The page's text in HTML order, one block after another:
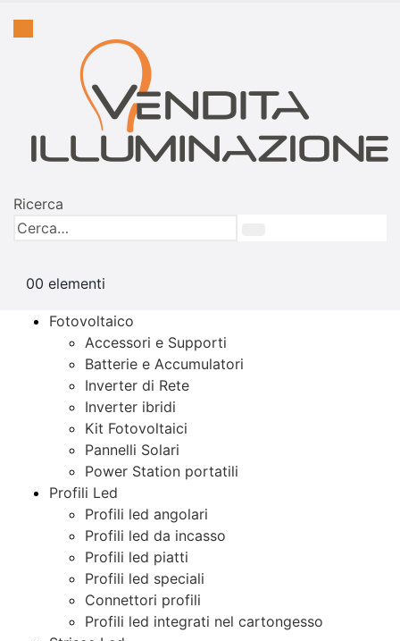
Ricerca
00 elementi
Fotovoltaico
Accessori e Supporti
Batterie e Accumulatori
Inverter di Rete
Inverter ibridi
Kit Fotovoltaici
Pannelli Solari
Power Station portatili
Profili Led
Profili led angolari
Profili led da incasso
Profili led piatti
Profili led speciali
Connettori profili
Profili led integrati nel cartongesso